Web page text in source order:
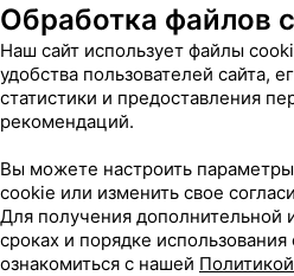
Обработка файлов
Наш сайт использует файлы
удобства пользователей сайта,
статистики и предоставления
рекомендаций.
Вы можете настроить
cookie или изменить свое
Для получения дополнительной
сроках и порядке
ознакомиться с нашей